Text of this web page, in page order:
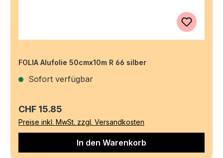
FOLIA Alufolie 50cmx10m R 66 silber
Sofort verfügbar
Regulärer Preis:
CHF 15.85
Preise inkl. MwSt. zzgl. Versandkosten
In den Warenkorb